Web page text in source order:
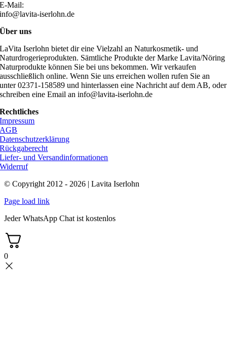
E-Mail:
info@lavita-iserlohn.de
Über uns
LaVita Iserlohn bietet dir eine Vielzahl an Naturkosmetik- und
Naturdrogerieprodukten. Sämtliche Produkte der Marke Lavita/Nöring
Naturprodukte können Sie bei uns bekommen. Wir verkaufen
ausschließlich online. Wenn Sie uns erreichen wollen rufen Sie an
unter 02371-158589 und hinterlassen eine Nachricht auf dem AB, oder
schreiben eine Email an info@lavita-iserlohn.de
Rechtliches
Impressum
AGB
Datenschutzerklärung
Rückgaberecht
Liefer- und Versandinformationen
Widerruf
© Copyright 2012 - 2026 | Lavita Iserlohn
Page load link
Jeder WhatsApp Chat ist kostenlos
0